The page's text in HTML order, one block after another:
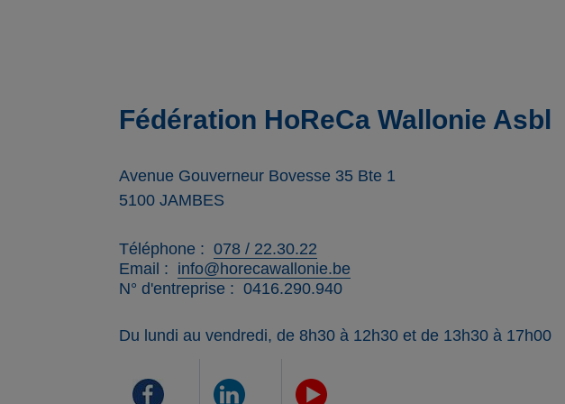
Fédération HoReCa Wallonie Asbl
Avenue Gouverneur Bovesse 35 Bte 1
5100 JAMBES
Téléphone
078 / 22.30.22
Email
info@horecawallonie.be
N° d'entreprise
0416.290.940
Du lundi au vendredi, de 8h30 à 12h30 et de 13h30 à 17h00